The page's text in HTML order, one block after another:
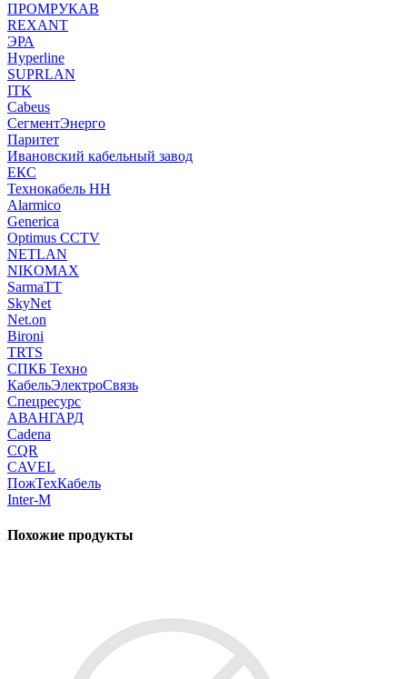
ПРОМРУКАВ
REXANT
ЭРА
Hyperline
SUPRLAN
ITK
Cabeus
СегментЭнерго
Паритет
Ивановский кабельный завод
ЕКС
Технокабель НН
Alarmico
Generica
Optimus CCTV
NETLAN
NIKOMAX
SarmaTT
SkyNet
Net.on
Bironi
TRTS
СПКБ Техно
КабельЭлектроСвязь
Спецресурс
АВАНГАРД
Cadena
CQR
CAVEL
ПожТехКабель
Inter-M
Похожие продукты